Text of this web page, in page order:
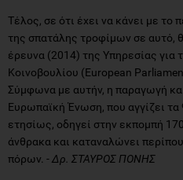
Τέλος, σε ότι έχει να κάνει με το
της σπατάλης τροφίμων σε αυτό,
έρευνα (2014) της Υπηρεσίας για
Κοινοβουλίου (European
Σύμφωνα με αυτήν, η παραγωγή
Ευρωπαϊκή Ένωση, που αγγίζει τα
ετησίως, οδηγεί στην εκπομπή
άνθρακα και καταναλώνει
πόρων. -Δρ. ΣΤΑΥΡΟΣ ΠΟΝΗΣ